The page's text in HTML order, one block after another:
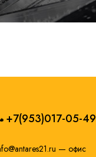
+7(953)017-05-49
— офис